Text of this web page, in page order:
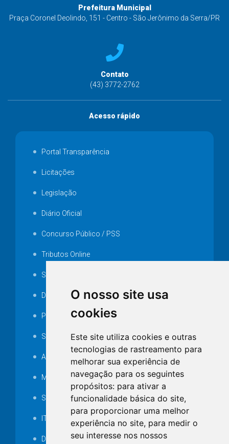
O nosso site usa
cookies
Este site utiliza cookies e outras
tecnologias de rastreamento para
melhorar sua experiência de
navegação para os seguintes
propósitos: para ativar a
funcionalidade básica do site,
para proporcionar uma melhor
experiência no site, para medir o
seu interesse nos nossos
Prefeitura Municipal
Praça Coronel Deolindo, 151 - Centro - São Jerônimo da Serra/PR
Contato
(43) 3772-2762
Acesso rápido
Portal Transparência
Licitações
Legislação
Diário Oficial
Concurso Público / PSS
Tributos Online
Serviços ISS-E
Decretos
Portarias
SAMAE
Audiência pública
MANUTENÇÃO DE ILUMINAÇÃO PÚBLICA
Serviços Técnicos TI
ITR
Desapropriações